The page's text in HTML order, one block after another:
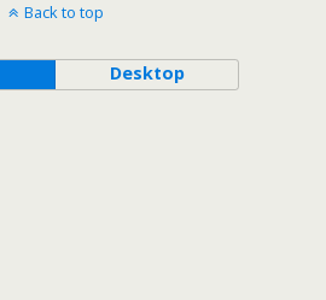
Back to top
Desktop